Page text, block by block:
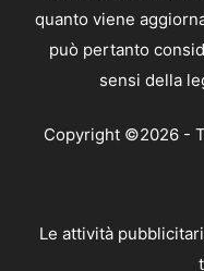
quanto viene
può pertanto
sensi della
Copyright ©2026 -
Le attività